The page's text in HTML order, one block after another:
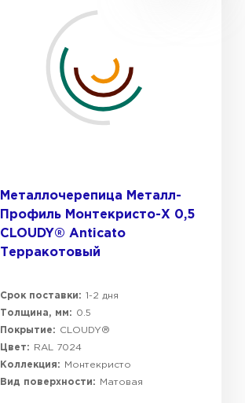
Металлочерепица Металл-
Профиль Монтекристо-X 0,5
CLOUDY® Anticato
Терракотовый
Срок поставки: 1-2 дня
Толщина, мм:
0.5
Покрытие:
CLOUDY®
Цвет:
RAL 7024
Коллекция:
Монтекристо
Вид поверхности:
Матовая